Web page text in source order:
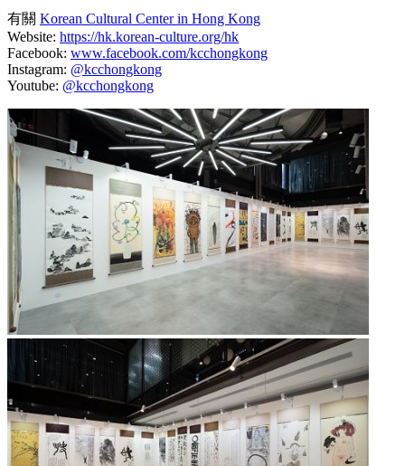
有關 Korean Cultural Center in Hong Kong
Website: https://hk.korean-culture.org/hk
Facebook: www.facebook.com/kcchongkong
Instagram: @kcchongkong
Youtube: @kcchongkong